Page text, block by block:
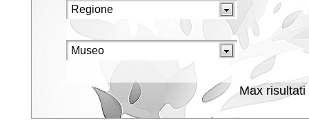
Max risultati